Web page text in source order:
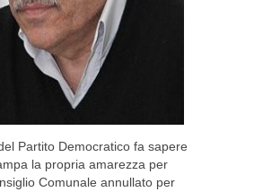
Partito Democratico fa sapere
la propria amarezza per
Comunale annullato per